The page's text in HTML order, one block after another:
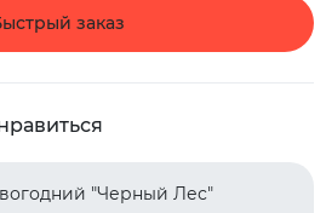
заказ
"Черный Лес"